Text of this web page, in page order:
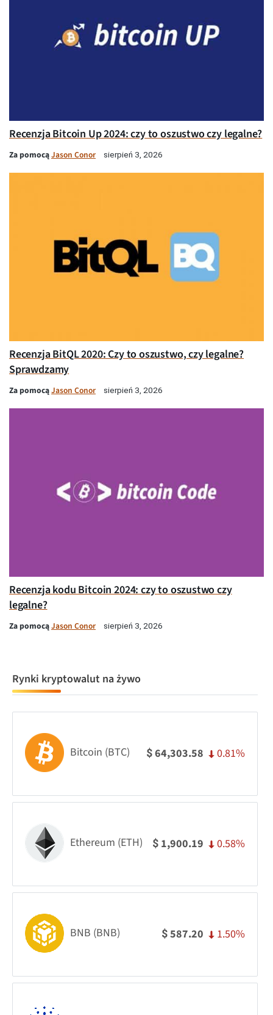
Recenzja Bitcoin Up 2024: czy to oszustwo czy legalne?
Za pomocąJason Conor sierpień 3, 2026
Recenzja BitQL 2020: Czy to oszustwo, czy legalne?
Sprawdzamy
Za pomocąJason Conor sierpień 3, 2026
Recenzja kodu Bitcoin 2024: czy to oszustwo czy
legalne?
Za pomocąJason Conor sierpień 3, 2026
Rynki kryptowalut na żywo
Bitcoin (BTC) $64,303.58 0.81%
Ethereum (ETH) $ 1,900.19 0.58%
BNB (BNB) $587.20 1.50%